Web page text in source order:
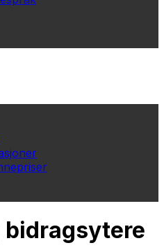
bidragsytere